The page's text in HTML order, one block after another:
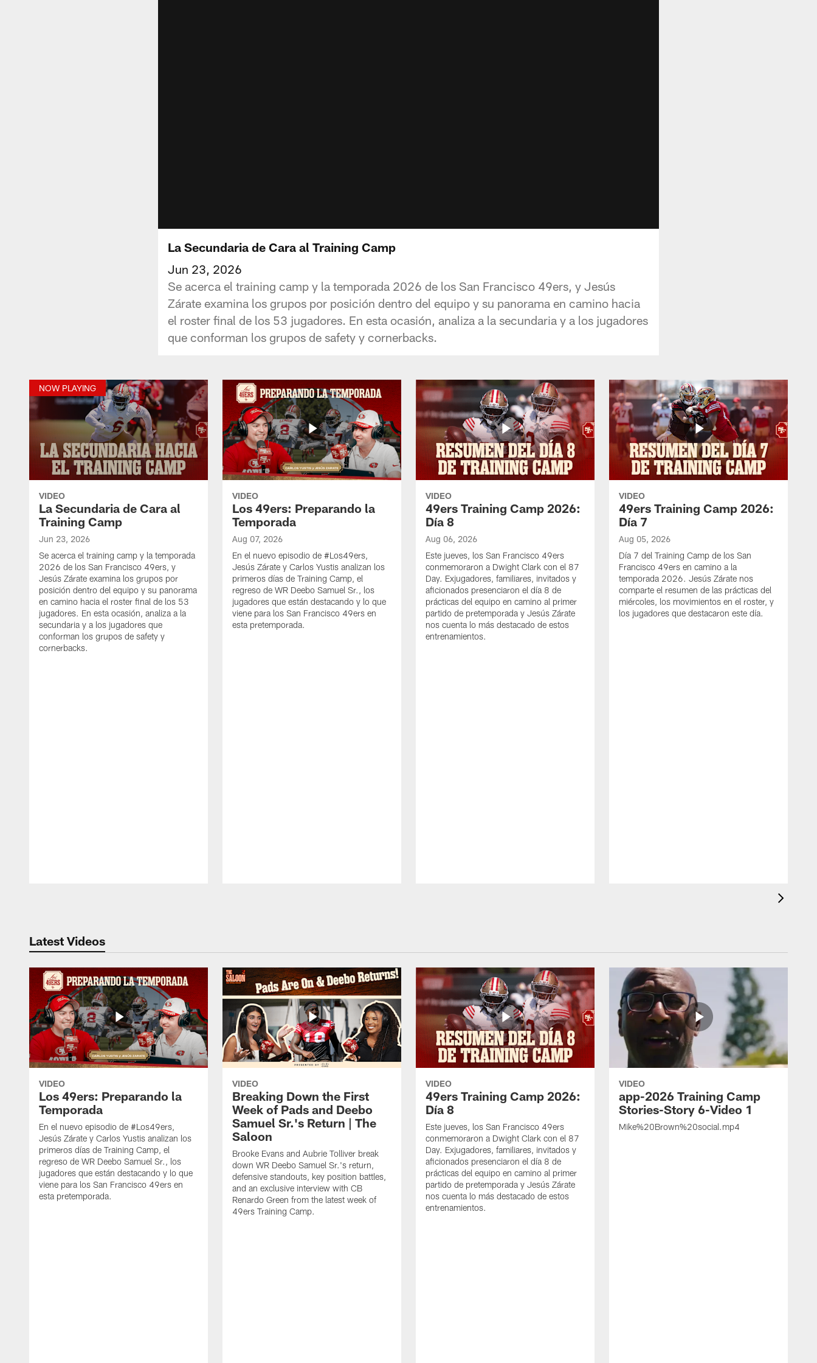
La Secundaria de Cara al Training Camp
Jun 23, 2026
Se acerca el training camp y la temporada 2026 de los San Francisco 49ers, y Jesús
Zárate examina los grupos por posición dentro del equipo y su panorama en camino hacia
el roster final de los 53 jugadores. En esta ocasión, analiza a la secundaria y a los jugadores
que conforman los grupos de safety y cornerbacks.
NOW PLAYING
VIDEO
La Secundaria de Cara al
Training Camp
Jun 23, 2026
Se acerca el training camp y la temporada
2026 de los San Francisco 49ers, y
Jesús Zárate examina los grupos por
posición dentro del equipo y su panorama
en camino hacia el roster final de los 53
jugadores. En esta ocasión, analiza a la
secundaria y a los jugadores que
conforman los grupos de safety y
cornerbacks.
VIDEO
Los 49ers: Preparando la
Temporada
Aug 07, 2026
En el nuevo episodio de #Los49ers,
Jesús Zárate y Carlos Yustis analizan los
primeros días de Training Camp, el
regreso de WR Deebo Samuel Sr., los
jugadores que están destacando y lo que
viene para los San Francisco 49ers en
esta pretemporada.
VIDEO
49ers Training Camp 2026:
Día 8
Aug 06, 2026
Este jueves, los San Francisco 49ers
conmemoraron a Dwight Clark con el 87
Day. Exjugadores, familiares, invitados y
aficionados presenciaron el día 8 de
prácticas del equipo en camino al primer
partido de pretemporada y Jesús Zárate
nos cuenta lo más destacado de estos
entrenamientos.
VIDEO
49ers Training Camp 2026:
Día 7
Aug 05, 2026
Día 7 del Training Camp de los San
Francisco 49ers en camino a la
temporada 2026. Jesús Zárate nos
comparte el resumen de las prácticas del
miércoles, los movimientos en el roster, y
los jugadores que destacaron este día.
Latest Videos
VIDEO
Los 49ers: Preparando la
Temporada
En el nuevo episodio de #Los49ers,
Jesús Zárate y Carlos Yustis analizan los
primeros días de Training Camp, el
regreso de WR Deebo Samuel Sr., los
jugadores que están destacando y lo que
viene para los San Francisco 49ers en
esta pretemporada.
VIDEO
Breaking Down the First
Week of Pads and Deebo
Samuel Sr.'s Return | The
Saloon
Brooke Evans and Aubrie Tolliver break
down WR Deebo Samuel Sr.'s return,
defensive standouts, key position battles,
and an exclusive interview with CB
Renardo Green from the latest week of
49ers Training Camp.
VIDEO
49ers Training Camp 2026:
Día 8
Este jueves, los San Francisco 49ers
conmemoraron a Dwight Clark con el 87
Day. Exjugadores, familiares, invitados y
aficionados presenciaron el día 8 de
prácticas del equipo en camino al primer
partido de pretemporada y Jesús Zárate
nos cuenta lo más destacado de estos
entrenamientos.
VIDEO
app-2026 Training Camp
Stories-Story 6-Video 1
Mike%20Brown%20social.mp4